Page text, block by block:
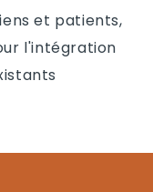
et patients,
l'intégration